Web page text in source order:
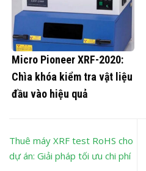
Micro Pioneer XRF-2020:
Chìa khóa kiểm tra vật liệu
đầu vào hiệu quả
Thuê máy XRF test RoHS cho
dự án: Giải pháp tối ưu chi phí